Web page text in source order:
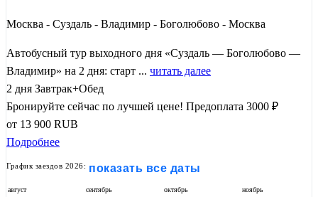
Москва - Суздаль - Владимир - Боголюбово - Москва
Автобусный тур выходного дня «Суздаль — Боголюбово —
Владимир» на 2 дня: старт ... читать далее
2 дня Завтрак+Обед
Бронируйте сейчас по лучшей цене! Предоплата 3000 ₽
от 13 900 RUB
Подробнее
График заездов 2026: показать все даты
август сентябрь октябрь ноябрь